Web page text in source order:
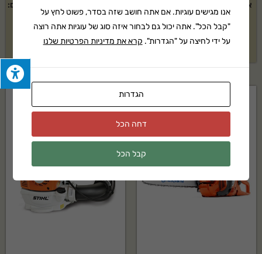
SP-KM
בקשה להצעת מחיר
חרמש מוטורי HUSQVARNA דגם:
525RJX
בקשה להצעת מחיר
אנו מגישים עוגיות. אם אתה חושב שזה בסדר, פשוט לחץ על
"קבל הכל". אתה יכול גם לבחור איזה סוג של עוגיות אתה רוצה
על ידי לחיצה על "הגדרות". קרא את מדיניות הפרטיות שלנו
הגדרות
דחה הכל
קבל הכל